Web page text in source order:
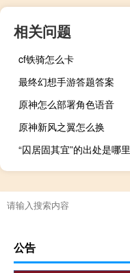
相关问题
cf铁骑怎么卡
最终幻想手游答题答案
原神怎么部署角色语音
原神新风之翼怎么换
“囚居固其宜”的出处是哪里
公告